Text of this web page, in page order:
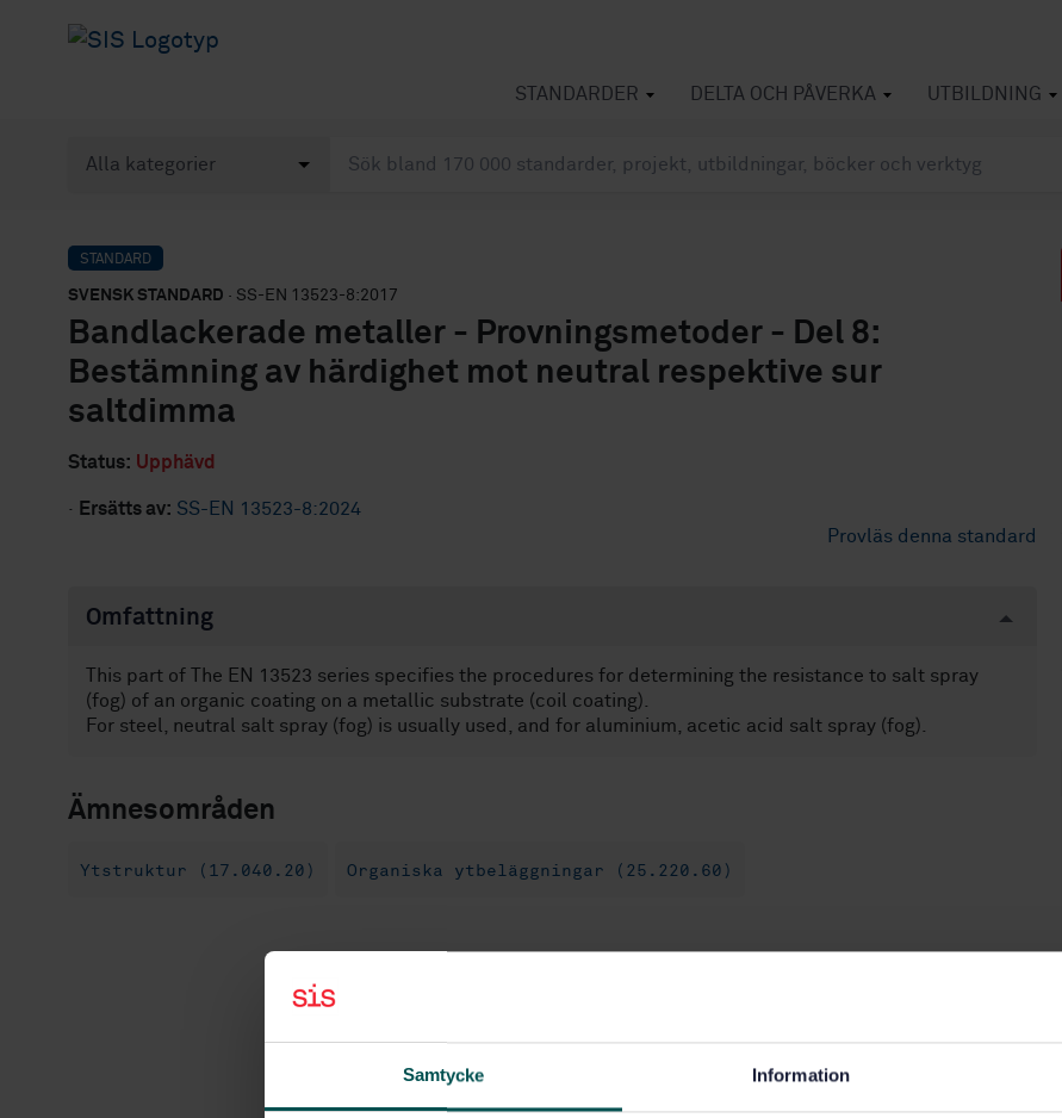
Samtycke Information
STANDARDER DELTA OCH PÅVERKA UTBILDNING
STANDARD
SVENSK STANDARD · SS-EN 13523-8:2017
Bandlackerade metaller - Provningsmetoder - Del 8:
Bestämning av härdighet mot neutral respektive sur
saltdimma
Status: Upphävd
· Ersätts av: SS-EN 13523-8:2024
Provläs denna standard
Omfattning
This part of The EN 13523 series specifies the procedures for determining the resistance to salt spray
(fog) of an organic coating on a metallic substrate (coil coating).
For steel, neutral salt spray (fog) is usually used, and for aluminium, acetic acid salt spray (fog).
Ämnesområden
Ytstruktur (17.040.20) Organiska ytbeläggningar (25.220.60)